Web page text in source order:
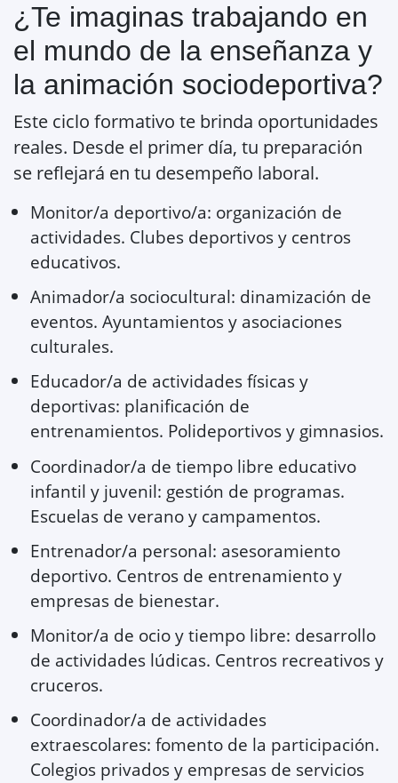
¿Te imaginas trabajando en
el mundo de la enseñanza y
la animación sociodeportiva?
Este ciclo formativo te brinda oportunidades
reales. Desde el primer día, tu preparación
se reflejará en tu desempeño laboral.
Monitor/a deportivo/a: organización de
actividades. Clubes deportivos y centros
educativos.
Animador/a sociocultural: dinamización de
eventos. Ayuntamientos y asociaciones
culturales.
Educador/a de actividades físicas y
deportivas: planificación de
entrenamientos. Polideportivos y gimnasios.
Coordinador/a de tiempo libre educativo
infantil y juvenil: gestión de programas.
Escuelas de verano y campamentos.
Entrenador/a personal: asesoramiento
deportivo. Centros de entrenamiento y
empresas de bienestar.
Monitor/a de ocio y tiempo libre: desarrollo
de actividades lúdicas. Centros recreativos y
cruceros.
Coordinador/a de actividades
extraescolares: fomento de la participación.
Colegios privados y empresas de servicios